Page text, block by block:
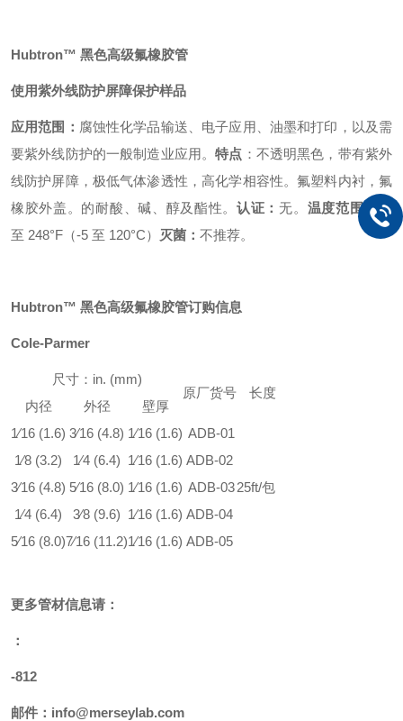
Hubtron™ 黑色高级氟橡胶管
使用紫外线防护屏障保护样品
应用范围： 腐蚀性化学品输送、电子应用、油墨和打印，以及需
要紫外线防护的一般制造业应用。特点 ：不透明黑色，带有紫外
线防护屏障，极低气体渗透性，高化学相容性。氟塑料内衬，氟
橡胶外盖。的耐酸、碱、醇及酯性。认证：无。 温度范围：14
至 248°F（-5 至 120°C）
灭菌： 不推荐。
Hubtron™ 黑色高级氟橡胶管订购信息
Cole-Parmer
尺寸：in. (mm)
原厂货号
长度
内径
外径
壁厚
1⁄16 (1.6) 3⁄16 (4.8) 1⁄16 (1.6) ADB-01
25ft/包
1⁄8 (3.2) 1⁄4 (6.4) 1⁄16 (1.6) ADB-02
3⁄16 (4.8) 5⁄16 (8.0) 1⁄16 (1.6) ADB-03
1⁄4 (6.4)
3⁄8 (9.6) 1⁄16 (1.6) ADB-04
5⁄16 (8.0)7⁄16 (11.2)1⁄16 (1.6) ADB-05
更多管材信息请：
：
-812
邮件： info@merseylab.com